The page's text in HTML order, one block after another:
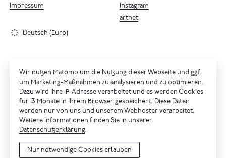
Instagram
artnet
Impressum
Deutsch (Euro)
Wir nutzen Matomo um die Nutzung dieser Webseite und ggf.
um Marketing-Maßnahmen zu analysieren und zu optimieren.
Dazu wird Ihre IP-Adresse verarbeitet und es werden Cookies
für 13 Monate in Ihrem Browser gespeichert. Diese Daten
werden nur von uns und unserem Webhoster verarbeitet.
Weitere Informationen finden Sie in unserer
Datenschutzerklärung.
Nur notwendige Cookies erlauben